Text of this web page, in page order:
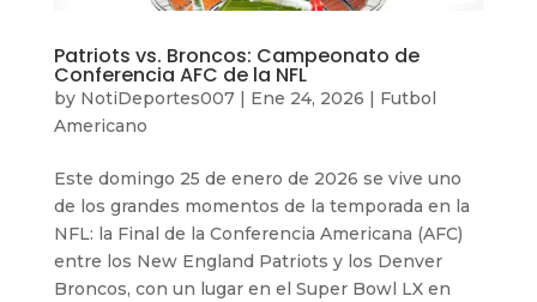
Patriots vs. Broncos: Campeonato de
Conferencia AFC de la NFL
by NotiDeportes007| Ene 24, 2026 | Futbol
Americano
Este domingo 25 de enero de 2026 se vive uno
de los grandes momentos de la temporada en la
NFL: la Final de la Conferencia Americana (AFC)
entre los New England Patriots y los Denver
Broncos, con un lugar en el Super Bowl LX en